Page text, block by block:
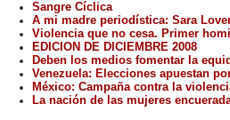
Sangre Cíclica
A mi madre periodística: Sara
Violencia que no cesa. Primer
EDICION DE DICIEMBRE 2008
Deben los medios fomentar la
Venezuela: Elecciones apuestan
México: Campaña contra la
La nación de las mujeres